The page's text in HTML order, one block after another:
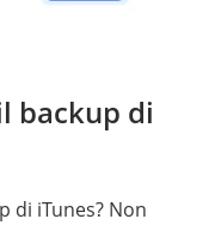
backup di
di iTunes? Non